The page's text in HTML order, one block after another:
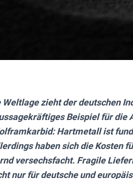
zieht der deutschen
Beispiel für
Hartmetall ist
haben sich die Kosten
versechsfacht. Fragile
nur für deutsche und